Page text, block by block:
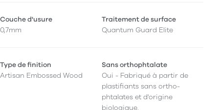
Couche d'usure
0,7mm
Traitement de surface
Quantum Guard Elite
Type de finition
Artisan Embossed Wood
Sans orthophtalate
Oui - Fabriqué à partir de
plastifiants sans ortho-
phtalates et d'origine
biologique.